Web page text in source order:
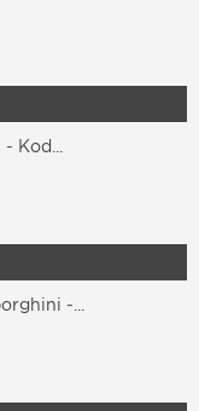
Kod...
-...